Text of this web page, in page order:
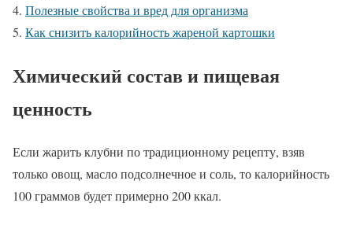
Полезные свойства и вред для организма
Как снизить калорийность жареной картошки
Химический состав и пищевая
ценность
Если жарить клубни по традиционному рецепту, взяв
только овощ, масло подсолнечное и соль, то калорийность
100 граммов будет примерно 200 ккал.